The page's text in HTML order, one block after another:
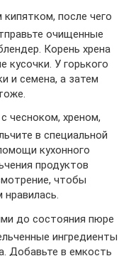
после чего
очищенные
Корень хрена
кусочки. У горького
и семена, а затем
чесноком, хреном,
в специальной
кухонного
продуктов
чтобы
до состояния пюре
ингредиенты
Добавьте в емкость